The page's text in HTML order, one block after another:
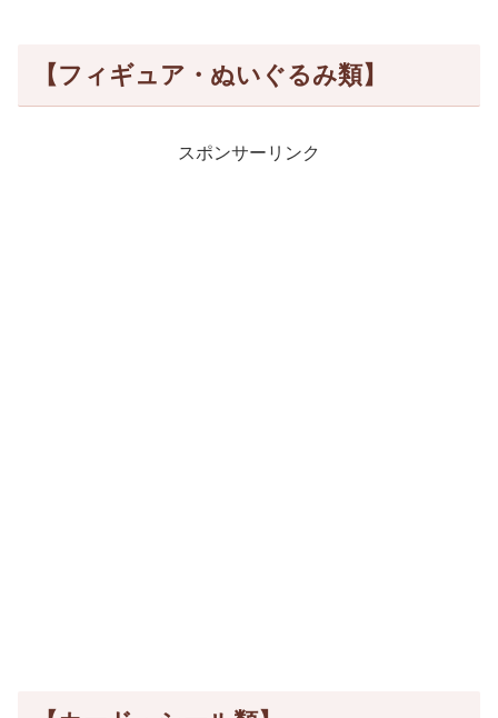
【フィギュア・ぬいぐるみ類】
スポンサーリンク